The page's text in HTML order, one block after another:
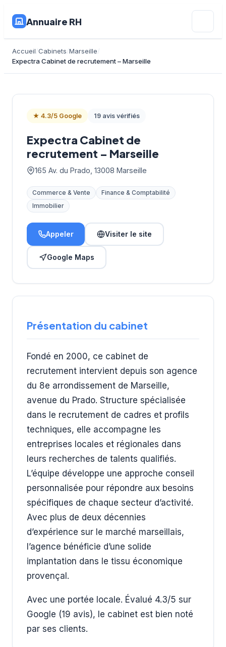
Annuaire RH
Accueil Cabinets Marseille
Expectra Cabinet de recrutement – Marseille
★ 4.3/5 Google 19 avis vérifiés
Expectra Cabinet de
recrutement – Marseille
165 Av. du Prado, 13008 Marseille
Commerce & Vente
Finance & Comptabilité
Immobilier
Appeler Visiter le site
Google Maps
Présentation du cabinet
Fondé en 2000, ce cabinet de
recrutement intervient depuis son agence
du 8e arrondissement de Marseille,
avenue du Prado. Structure spécialisée
dans le recrutement de cadres et profils
techniques, elle accompagne les
entreprises locales et régionales dans
leurs recherches de talents qualifiés.
L’équipe développe une approche conseil
personnalisée pour répondre aux besoins
spécifiques de chaque secteur d’activité.
Avec plus de deux décennies
d’expérience sur le marché marseillais,
l’agence bénéficie d’une solide
implantation dans le tissu économique
provençal.
Avec une portée locale. Évalué 4.3/5 sur
Google (19 avis), le cabinet est bien noté
par ses clients.